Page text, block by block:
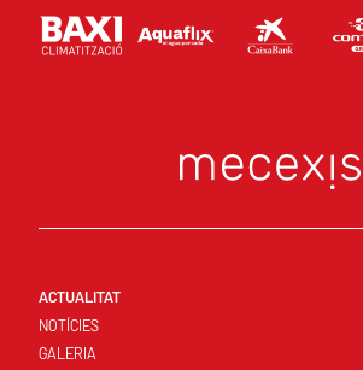
ACTUALITAT
NOTÍCIES
GALERIA